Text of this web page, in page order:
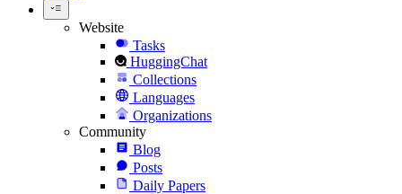
Website
Tasks
HuggingChat
Collections
Languages
Organizations
Community
Blog
Posts
Daily Papers